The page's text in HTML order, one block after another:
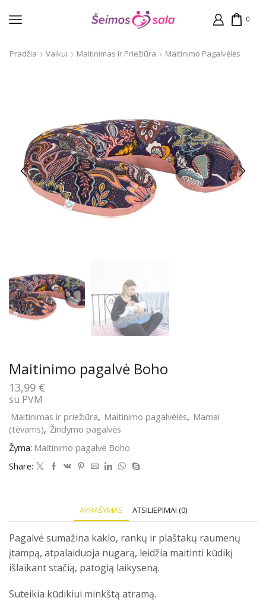
0
Pradžia Vaikui Maitinimas Ir Priežiūra Maitinimo Pagalvėlės
Maitinimo pagalvė Boho
13,99 €
su PVM
Maitinimas ir priežiūra, Maitinimo pagalvėlės, Mamai
(tėvams), Žindymo pagalvės
Žyma: Maitinimo pagalvė Boho
Share:
APRAŠYMAS ATSILIEPIMAI (0)
Pagalvė sumažina kaklo, rankų ir plaštakų raumenų
įtampą, atpalaiduoja nugarą, leidžia maitinti kūdikį
išlaikant stačią, patogią laikyseną.
Suteikia kūdikiui minkštą atramą.